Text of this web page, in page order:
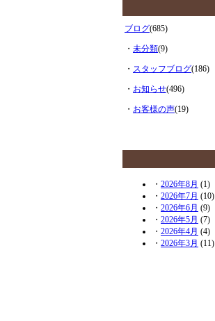
ブログ(685)
・ 未分類(9)
・ スタッフブログ(186)
・ お知らせ(496)
・ お客様の声(19)
・ 2026年8月 (1)
・ 2026年7月 (10)
・ 2026年6月 (9)
・ 2026年5月 (7)
・ 2026年4月 (4)
・ 2026年3月 (11)